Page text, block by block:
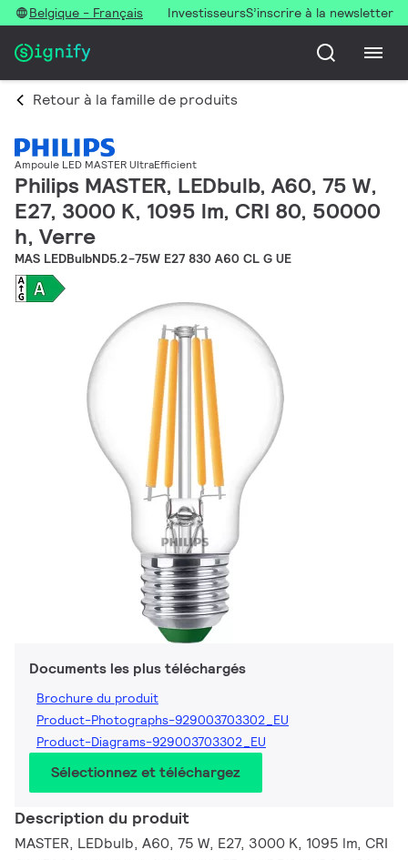
Belgique - Français InvestisseursS’inscrire à la newsletter
Retour à la famille de produits
Ampoule LED MASTER UltraEfficient
Philips MASTER, LEDbulb, A60, 75 W,
E27, 3000 K, 1095 lm, CRI 80, 50000
h, Verre
MAS LEDBulbND5.2-75W E27 830 A60 CL G UE
Documents les plus téléchargés
Brochure du produit
Product-Photographs-929003703302_EU
Product-Diagrams-929003703302_EU
Sélectionnez et téléchargez
Description du produit
MASTER, LEDbulb, A60, 75 W, E27, 3000 K, 1095 lm, CRI